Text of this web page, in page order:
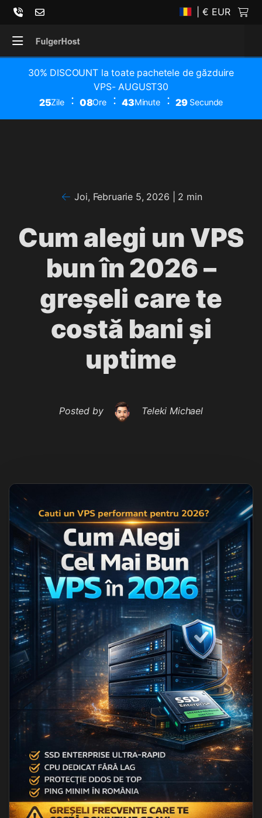
| € EUR
30% DISCOUNT la toate pachetele de găzduire
VPS- AUGUST30
25Zile 08Ore 43Minute 29 Secunde
Joi, Februarie 5, 2026 | 2 min
Cum alegi un VPS
bun în 2026 –
greșeli care te
costă bani și
uptime
Posted by Teleki Michael